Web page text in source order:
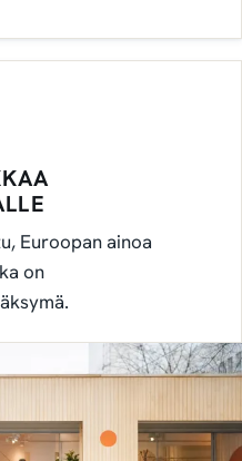
Euroopan ainoa
on